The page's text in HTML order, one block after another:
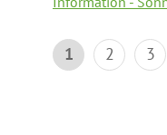
1 2 3